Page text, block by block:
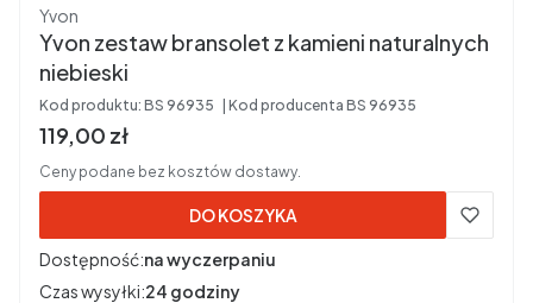
Producent
Yvon
Yvon zestaw bransolet z kamieni naturalnych
niebieski
Kod produktu: BS 96935 Kod producenta BS 96935
Cena brutto
119,00 zł
Ceny podane bez kosztów dostawy.
DO KOSZYKA
Dostępność:na wyczerpaniu
Czas wysyłki:24 godziny